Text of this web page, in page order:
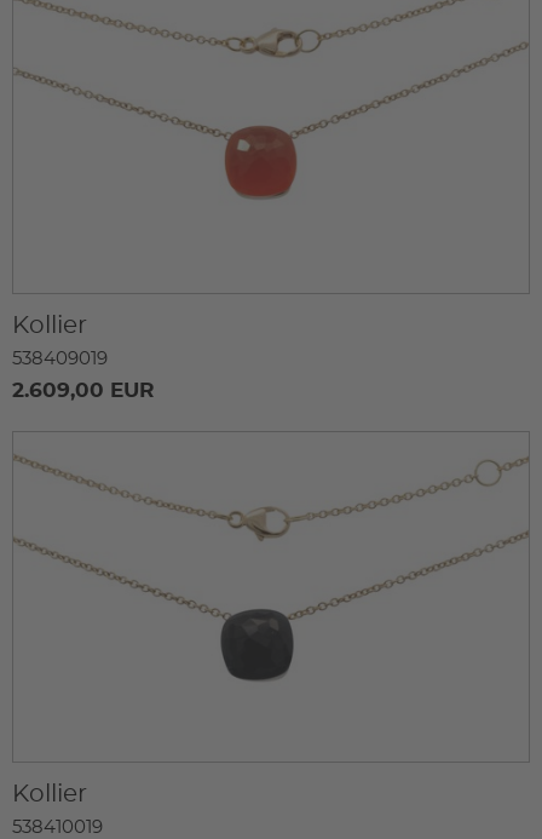
Kollier
538409019
2.609,00 EUR
Kollier
538410019